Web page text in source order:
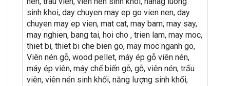
sinh khoi, day chuyen may ep go vien nen, day
chuyen may ep vien, mat cat, may bam, may say,
may nghien, bang tai, hoi cho , trien lam, may moc,
thiet bi, thiet bi che bien go, may moc nganh go,
Viên nén gỗ, wood pellet, máy ép gỗ viên nén,
máy ép viên, máy chế biến gỗ, gỗ, viên nén, trấu
viên, viên nén sinh khối, năng lượng sinh khối,